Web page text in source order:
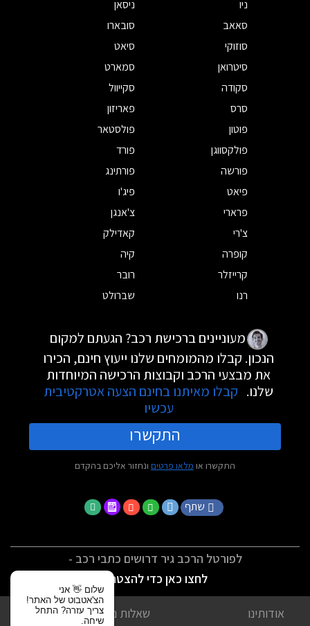
ניו
ניסאן
סאאב
סובארו
סוזוקי
סיאט
סיטרואן
סמארט
סקודה
סקייוול
סרס
פאריזון
פוטון
פולסטאר
פולקסווגן
פורד
פורשה
פורתינג
פיאט
פיג'ו
פרארי
צ'אנגן
צ'רי
קאדילק
קופרה
קיה
קרייזלר
רובר
רנו
שברולט
מעוניינים ברכישת רכב? הגעתם למקום
הנכון. קבלו מהמומחים שלנו ייעוץ חינם, הכירו
את מבצעי הרכב וקבוצות הרכישה המיוחדות
שלנו. קבלו מאיתנו בחינם הצעה אטרקטיבית
עכשיו
התקשרו
התקשרו או מלאו פרטים ונחזור אליכם בהקדם
שתף
לפורטל הרכב גיר דרושים כתבי רכב -
לחצו כאן כדי להצטרף
אודותינו שאלות נפוצות
שלום 👋 אני
הצ'אטבוט של האתר!
צריך עזרה? התחל
שיחה.